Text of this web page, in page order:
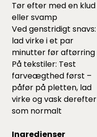
Tør efter med en klud
eller svamp
Ved genstridigt snavs:
lad virke i et par
minutter før aftørring
På tekstiler: Test
farveægthed først –
påfør på pletten, lad
virke og vask derefter
som normalt
Ingredienser